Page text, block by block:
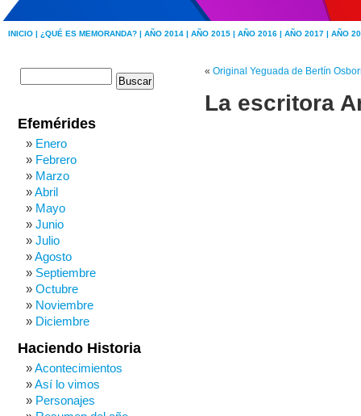
INICIO | ¿QUÉ ES MEMORANDA? | AÑO 2014 | AÑO 2015 | AÑO 2016 | AÑO 2017 | AÑO
« Original Yeguada de Bertín
La escritora
Efemérides
Enero
Febrero
Marzo
Abril
Mayo
Junio
Julio
Agosto
Septiembre
Octubre
Noviembre
Diciembre
Haciendo Historia
Acontecimientos
Así lo vimos
Personajes